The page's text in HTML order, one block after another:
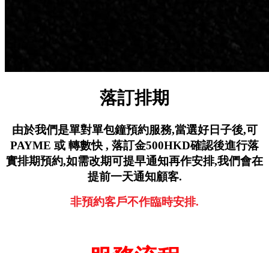
落訂排期
由於我們是單對單包鐘預約服務,當選好日子後,可
PAYME 或 轉數快 , 落訂金500HKD確認後進行落
實排期預約,如需改期可提早通知再作安排,我們會在
提前一天通知顧客.
非預約客戶不作臨時安排.